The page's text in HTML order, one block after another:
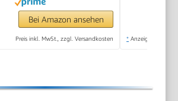
Bei Amazon ansehen
Preis inkl. MwSt., zzgl. Versandkosten * Anzeige